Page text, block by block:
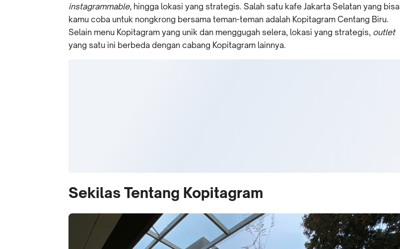
instagrammable, hingga lokasi yang strategis. Salah satu kafe Jakarta Selatan yang bisa
kamu coba untuk nongkrong bersama teman-teman adalah Kopitagram Centang Biru.
Selain menu Kopitagram yang unik dan menggugah selera, lokasi yang strategis, outlet
yang satu ini berbeda dengan cabang Kopitagram lainnya.
Sekilas Tentang Kopitagram